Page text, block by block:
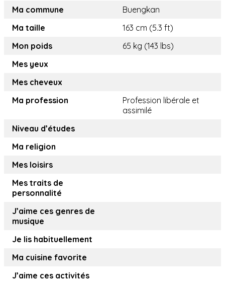
Ma commune
Buengkan
Ma taille
163 cm (5.3 ft)
Mon poids
65 kg (143 lbs)
Mes yeux
Mes cheveux
Ma profession
Profession libérale et
assimilé
Niveau d’études
Ma religion
Mes loisirs
Mes traits de
personnalité
J’aime ces genres de
musique
Je lis habituellement
Ma cuisine favorite
J’aime ces activités